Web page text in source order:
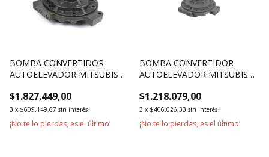
BOMBA CONVERTIDOR
AUTOELEVADOR MITSUBISHI
DIENTES
$1.827.449,00
3 x $609.149,67 sin interés
¡No te lo pierdas, es el último!
BOMBA CONVERTIDOR
AUTOELEVADOR MITSUBISHI
$1.218.079,00
3 x $406.026,33 sin interés
¡No te lo pierdas, es el último!